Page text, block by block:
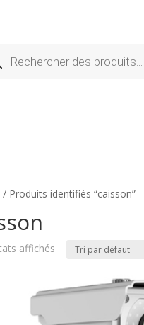
/ Produits identifiés “caisson”
affichés